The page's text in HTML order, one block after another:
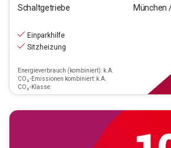
Schaltgetriebe
München
Einparkhilfe
Sitzheizung
Energieverbrauch (kombiniert): k.A.
CO₂-Emissionen kombiniert: k.A.
CO₂-Klasse: